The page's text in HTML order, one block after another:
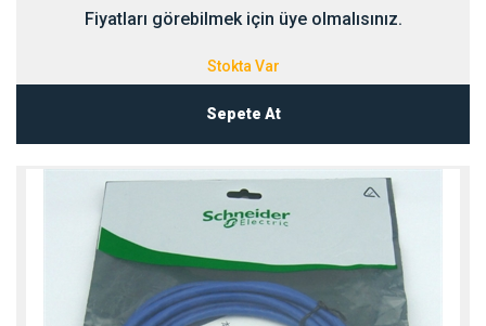
Fiyatları görebilmek için üye olmalısınız.
Stokta Var
Sepete At